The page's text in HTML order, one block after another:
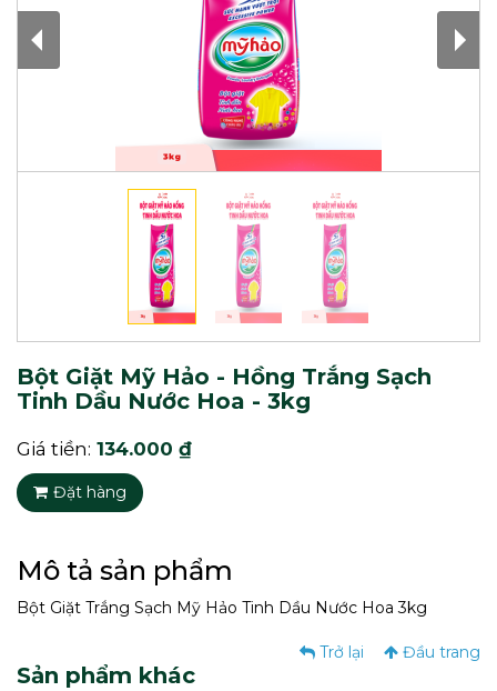
Bột Giặt Mỹ Hảo - Hồng Trắng Sạch
Tinh Dầu Nước Hoa - 3kg
Giá tiền: 134.000 ₫
Đặt hàng
Mô tả sản phẩm
Bột Giặt Trắng Sạch Mỹ Hảo Tinh Dầu Nước Hoa 3kg
Trở lại Đầu trang
Sản phẩm khác
Nước Giặt Mỹ Hảo Đậm Đặc
Nước Giặt Mỹ Hảo Đậm Đặc
Nước Giặt Đậm Đặc Mỹ Hảo 5X